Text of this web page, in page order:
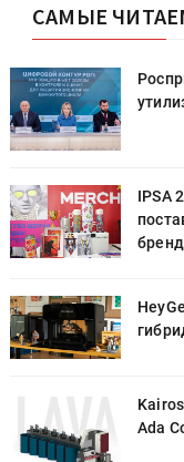
САМЫЕ
IPSA
Ada